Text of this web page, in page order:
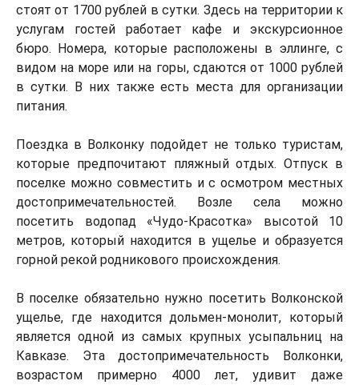
стоят от 1700 рублей в сутки. Здесь на территории к
услугам гостей работает кафе и экскурсионное
бюро. Номера, которые расположены в эллинге, с
видом на море или на горы, сдаются от 1000 рублей
в сутки. В них также есть места для организации
питания.
Поездка в Волконку подойдет не только туристам,
которые предпочитают пляжный отдых. Отпуск в
поселке можно совместить и с осмотром местных
достопримечательностей. Возле села можно
посетить водопад «Чудо-Красотка» высотой 10
метров, который находится в ущелье и образуется
горной рекой родникового происхождения.
В поселке обязательно нужно посетить Волконской
ущелье, где находится дольмен-монолит, который
является одной из самых крупных усыпальниц на
Кавказе. Эта достопримечательность Волконки,
возрастом примерно 4000 лет, удивит даже